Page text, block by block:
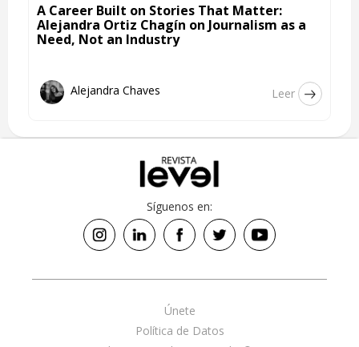
A Career Built on Stories That Matter:
Alejandra Ortiz Chagín on Journalism as a
Need, Not an Industry
Alejandra Chaves Leer
Síguenos en:
Política de Datos
Únete